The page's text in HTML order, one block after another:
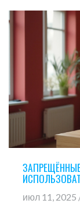
июл 11, 2025